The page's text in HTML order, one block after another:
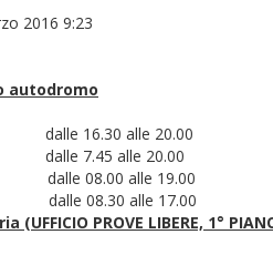
2016 9:23
autodromo
16.30 alle 20.00
7.45 alle 20.00
08.00 alle 19.00
08.30 alle 17.00
(UFFICIO PROVE LIBERE, 1°